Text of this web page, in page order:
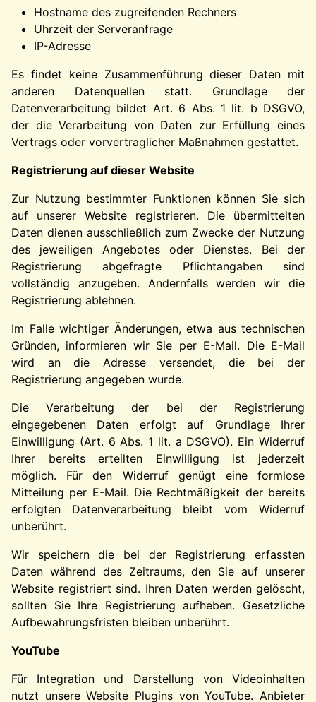
Hostname des zugreifenden Rechners
Uhrzeit der Serveranfrage
IP-Adresse
Es findet keine Zusammenführung dieser Daten mit
anderen Datenquellen statt. Grundlage der
Datenverarbeitung bildet Art. 6 Abs. 1 lit. b DSGVO,
der die Verarbeitung von Daten zur Erfüllung eines
Vertrags oder vorvertraglicher Maßnahmen gestattet.
Registrierung auf dieser Website
Zur Nutzung bestimmter Funktionen können Sie sich
auf unserer Website registrieren. Die übermittelten
Daten dienen ausschließlich zum Zwecke der Nutzung
des jeweiligen Angebotes oder Dienstes. Bei der
Registrierung abgefragte Pflichtangaben sind
vollständig anzugeben. Andernfalls werden wir die
Registrierung ablehnen.
Im Falle wichtiger Änderungen, etwa aus technischen
Gründen, informieren wir Sie per E-Mail. Die E-Mail
wird an die Adresse versendet, die bei der
Registrierung angegeben wurde.
Die Verarbeitung der bei der Registrierung
eingegebenen Daten erfolgt auf Grundlage Ihrer
Einwilligung (Art. 6 Abs. 1 lit. a DSGVO). Ein Widerruf
Ihrer bereits erteilten Einwilligung ist jederzeit
möglich. Für den Widerruf genügt eine formlose
Mitteilung per E-Mail. Die Rechtmäßigkeit der bereits
erfolgten Datenverarbeitung bleibt vom Widerruf
unberührt.
Wir speichern die bei der Registrierung erfassten
Daten während des Zeitraums, den Sie auf unserer
Website registriert sind. Ihren Daten werden gelöscht,
sollten Sie Ihre Registrierung aufheben. Gesetzliche
Aufbewahrungsfristen bleiben unberührt.
YouTube
Für Integration und Darstellung von Videoinhalten
nutzt unsere Website Plugins von YouTube. Anbieter